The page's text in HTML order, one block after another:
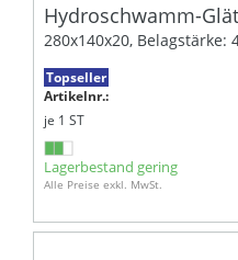
Hydroschwamm-
280x140x20, Belagstärke:
Topseller
Artikelnr.:
je 1 ST
Lagerbestand gering
Alle Preise exkl. MwSt.